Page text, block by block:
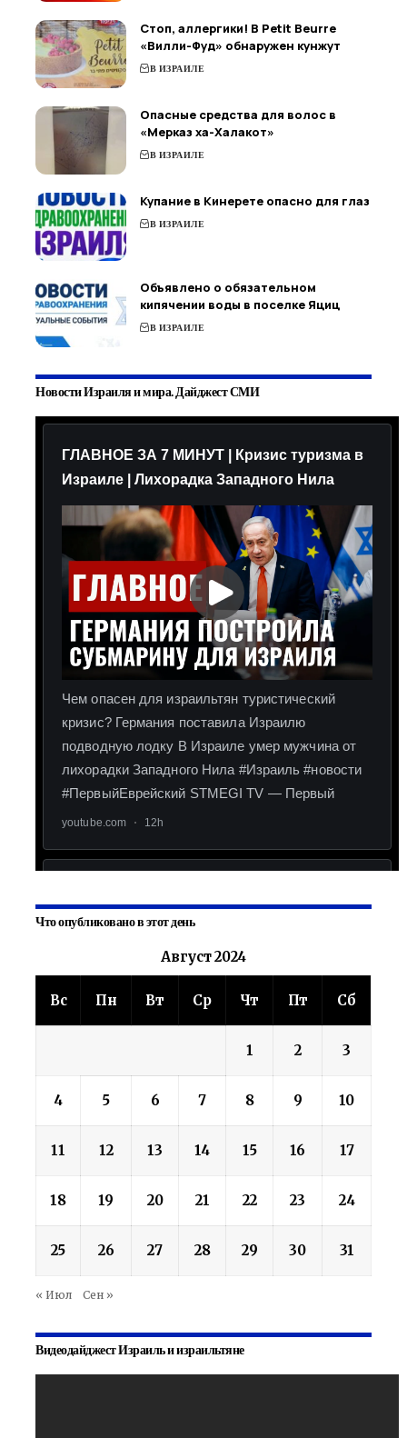
Стоп, аллергики! В Petit Beurre
«Вилли-Фуд» обнаружен кунжут
В ИЗРАИЛЕ
Опасные средства для волос в
«Мерказ ха-Халакот»
В ИЗРАИЛЕ
Купание в Кинерете опасно для глаз
В ИЗРАИЛЕ
Объявлено о обязательном
кипячении воды в поселке Яциц
В ИЗРАИЛЕ
Новости Израиля и мира. Дайджест СМИ
Что опубликовано в этот день
Август 2024
Вс Пн Вт Ср Чт Пт Сб
1 2 3
4 5 6 7 8 9 10
11 12 13 14 15 16 17
18 19 20 21 22 23 24
25 26 27 28 29 30 31
« Июл Сен »
Видеодайджест Израиль и израильтяне